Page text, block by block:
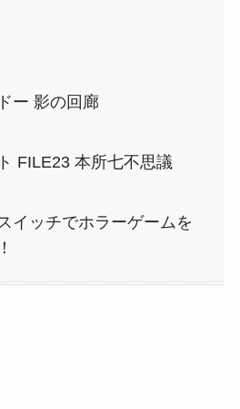
ー 影の回廊
FILE23 本所七不思議
イッチでホラーゲームを